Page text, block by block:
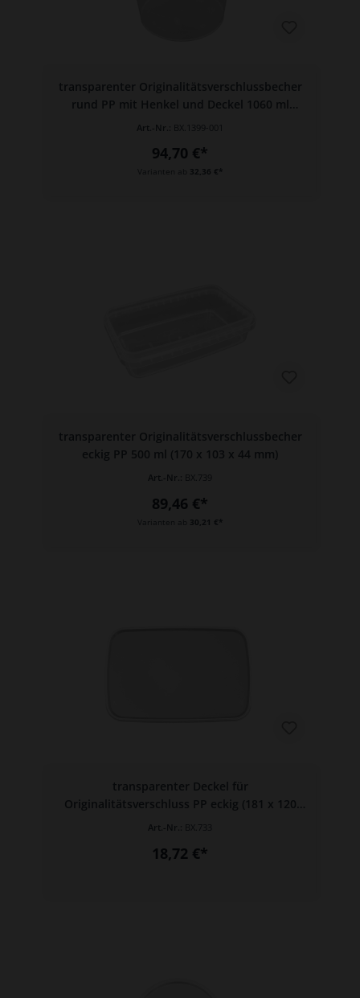
transparenter Originalitätsverschlussbecher
rund PP mit Henkel und Deckel 1060 ml
(Höhe: 119 mm)
Art.-Nr.:
94,70 €*
32,36 €*
transparenter Originalitätsverschlussbecher
eckig PP 500 ml (170 x 103 x 44 mm)
Art.-Nr.:
89,46 €*
30,21 €*
transparenter Deckel für
Originalitätsverschluss PP eckig (181 x 120
mm)
Art.-Nr.:
18,72 €*